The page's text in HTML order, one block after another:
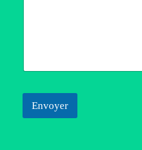
Envoyer